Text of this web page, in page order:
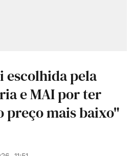
escolhida pela
e MAI por ter
preço mais baixo"